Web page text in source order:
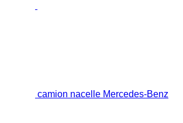
camion nacelle Mercedes-Benz